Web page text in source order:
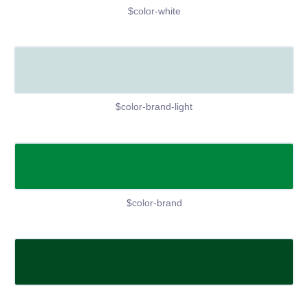
$color-white
$color-brand-light
$color-brand